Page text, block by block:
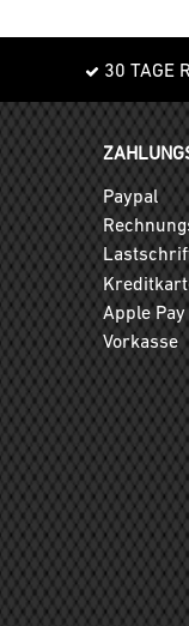
30 TAGE
Paypal
Apple Pay
Vorkasse